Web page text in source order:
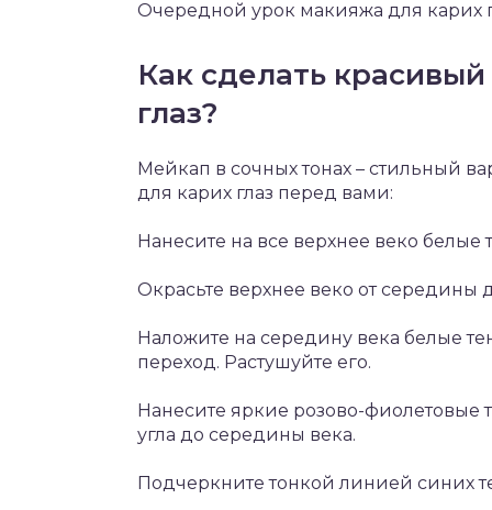
Очередной урок макияжа для карих
Как сделать
глаз?
Мейкап в сочных тонах – стильный
для карих глаз перед вами:
Нанесите на все верхнее веко белые
Окрасьте верхнее веко от
Наложите на середину века белые
переход. Растушуйте его.
Нанесите яркие розово-фиолетовые
угла до середины века.
Подчеркните тонкой линией синих